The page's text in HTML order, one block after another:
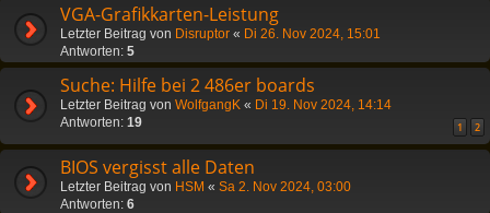
VGA-Grafikkarten-Leistung
Letzter Beitrag von Disruptor « Di 26. Nov 2024, 15:01
Antworten: 5
Suche: Hilfe bei 2 486er boards
Letzter Beitrag von WolfgangK « Di 19. Nov 2024, 14:14
Antworten: 19 1 2
BIOS vergisst alle Daten
Letzter Beitrag von HSM « Sa 2. Nov 2024, 03:00
Antworten: 6